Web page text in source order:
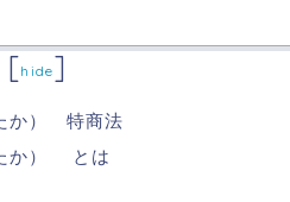
[hide]
か） 特商法
か） とは